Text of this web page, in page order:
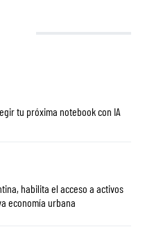
tu próxima notebook con IA
activos
economía urbana